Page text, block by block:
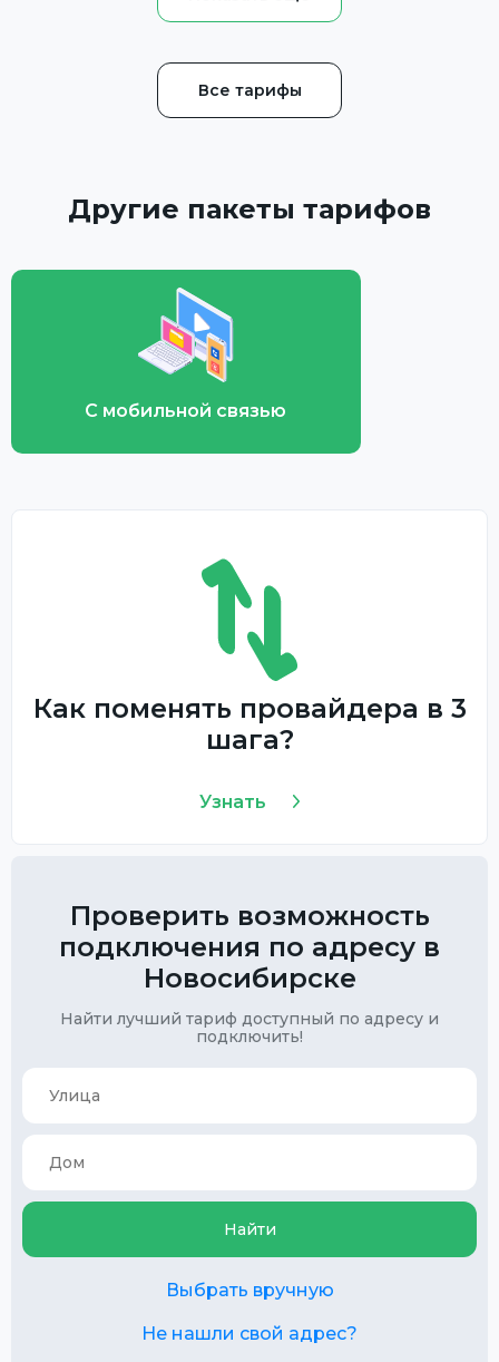
Все тарифы
Другие пакеты тарифов
С мобильной связью
Как поменять провайдера в 3
шага?
Узнать
Проверить возможность
подключения по адресу в
Новосибирске
Найти лучший тариф доступный по адресу и
подключить!
Найти
Выбрать вручную
Не нашли свой адрес?